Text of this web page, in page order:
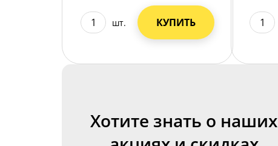
шт. КУПИТЬ
Хотите знать о наших